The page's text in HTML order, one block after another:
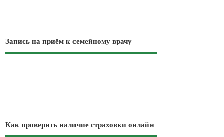
Запись на приём к семейному врачу
Как проверить наличие страховки онлайн